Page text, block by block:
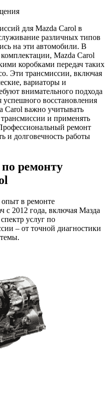
для Mazda Carol в
различных типов
на эти автомобили. В
Mazda Carol
коробками передач таких
Эти трансмиссии, включая
вариаторы и
внимательного подхода
восстановления
Carol важно учитывать
и применять
ремонт
и долговечность работы
ремонту
в ремонте
с 2012 года, включая Мазда
услуг по
– от точной диагностики